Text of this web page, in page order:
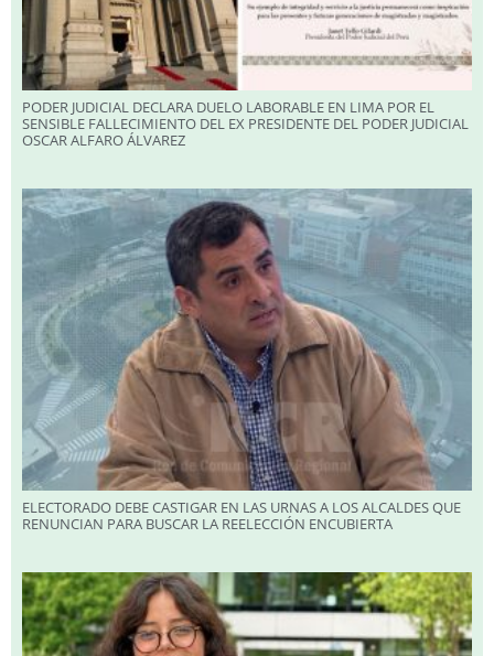
PODER JUDICIAL DECLARA DUELO LABORABLE EN LIMA POR EL
SENSIBLE FALLECIMIENTO DEL EX PRESIDENTE DEL PODER JUDICIAL
OSCAR ALFARO ÁLVAREZ
ELECTORADO DEBE CASTIGAR EN LAS URNAS A LOS ALCALDES QUE
RENUNCIAN PARA BUSCAR LA REELECCIÓN ENCUBIERTA